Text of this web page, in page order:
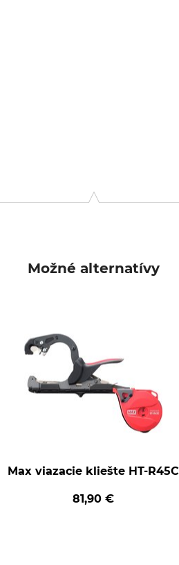
Možné alternatívy
Max viazacie kliešte HT-R45C
81,90 €